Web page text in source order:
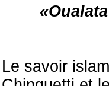
Le savoir